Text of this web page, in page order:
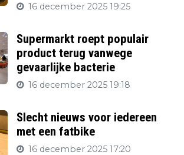
16 december 2025 19:25
Supermarkt roept populair
product terug vanwege
gevaarlijke bacterie
16 december 2025 19:18
Slecht nieuws voor iedereen
met een fatbike
16 december 2025 17:20